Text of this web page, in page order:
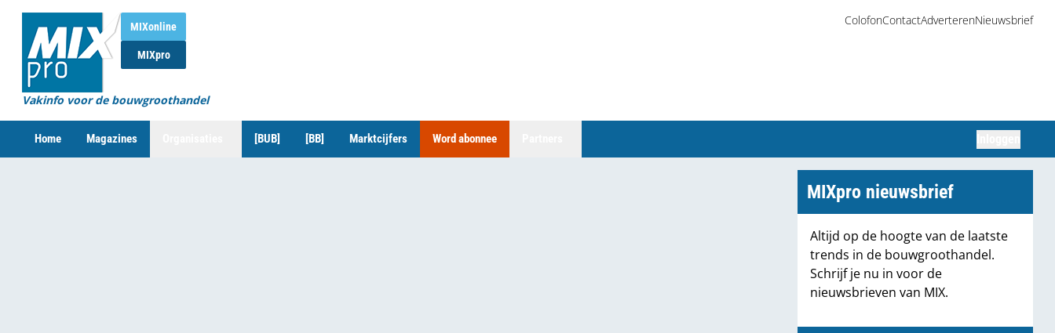
MIXonline
MIXpro
Vakinfo voor de bouwgroothandel
ColofonContactAdverterenNieuwsbrief
Home Magazines [BUB] [BB] Marktcijfers Word abonnee
MIXpro nieuwsbrief
Altijd op de hoogte van de laatste
trends in de bouwgroothandel.
Schrijf je nu in voor de
nieuwsbrieven van MIX.